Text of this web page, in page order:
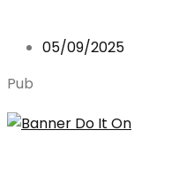
05/09/2025
Pub